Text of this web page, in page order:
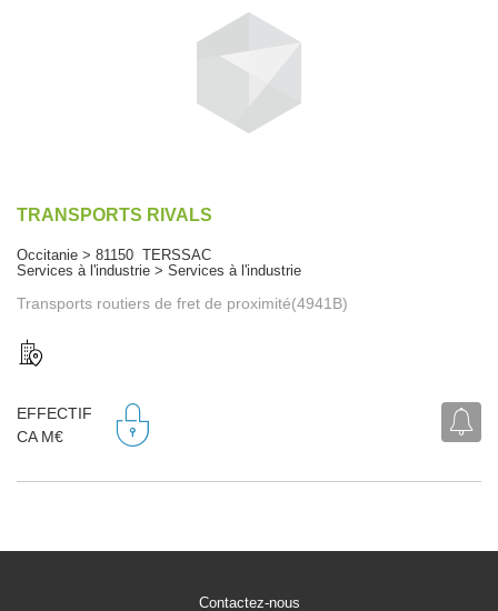
TRANSPORTS RIVALS
Occitanie > 81150 TERSSAC
Services à l'industrie > Services à l'industrie
Transports routiers de fret de proximité(4941B)
EFFECTIF
CA M€
Contactez-nous